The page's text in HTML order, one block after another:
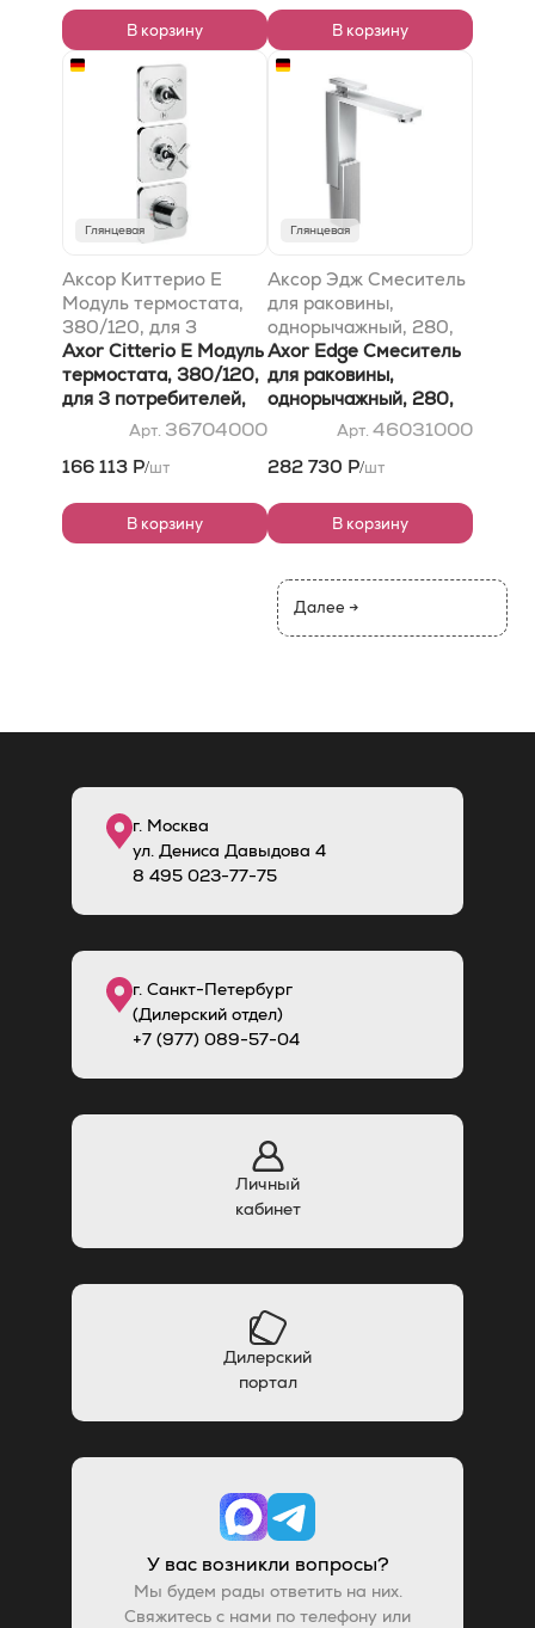
В корзину В корзину
Глянцевая
Аксор Киттерио E
Модуль термостата,
380/120, для 3
потребителей,
скрытого монтажа, с
розетками, хром
Axor Citterio E Модуль
термостата, 380/120,
для 3 потребителей,
скрытого монтажа, с
розетками, хром
Арт. 36704000
166 113 Р/шт
В корзину
Глянцевая
Аксор Эдж Смеситель
для раковины,
однорычажный, 280,
со сливным клапаном
Пуш-Опен, с алмазной
огранкой, хром
Axor Edge Смеситель
для раковины,
однорычажный, 280,
со сливным клапаном
Push-Open, с
алмазной огранкой,
Арт. 46031000
282 730 Р/шт
В корзину
Далее →
г. Москва
ул. Дениса Давыдова 4
8 495 023-77-75
г. Санкт-Петербург
(Дилерский отдел)
+7 (977) 089-57-04
Личный
кабинет
Дилерский
портал
У вас возникли вопросы?
Мы будем рады ответить на них.
Свяжитесь с нами по телефону или